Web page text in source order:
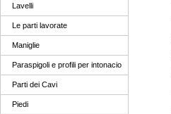
Lavelli
Le parti lavorate
Maniglie
Paraspigoli e profili per intonacio
Parti dei Cavi
Piedi